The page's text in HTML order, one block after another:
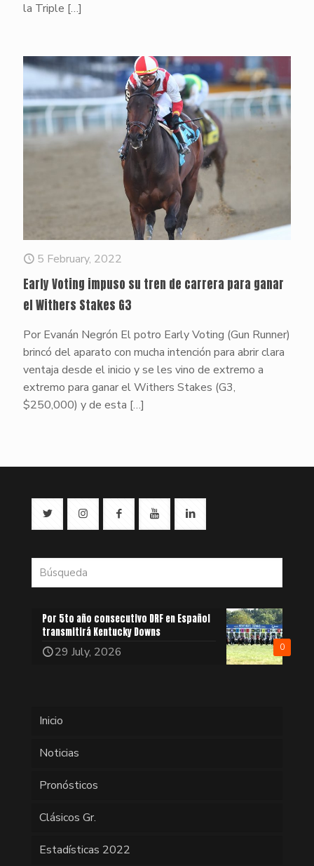
la Triple […]
5 February, 2022
Early Voting impuso su tren de carrera para ganar
el Withers Stakes G3
Por Evanán Negrón El potro Early Voting (Gun Runner)
brincó del aparato con mucha intención para abrir clara
ventaja desde el inicio y se les vino de extremo a
extremo para ganar el Withers Stakes (G3,
$250,000) y de esta […]
0
Por 5to año consecutivo DRF en Español
transmitirá Kentucky Downs
29 July, 2026
Inicio
Noticias
Pronósticos
Clásicos Gr.
Estadísticas 2022